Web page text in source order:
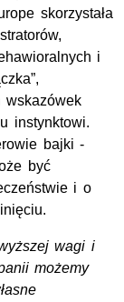
skorzystała
i
wskazówek
instynktowi.
bajki -
być
i o
wagi i
możemy